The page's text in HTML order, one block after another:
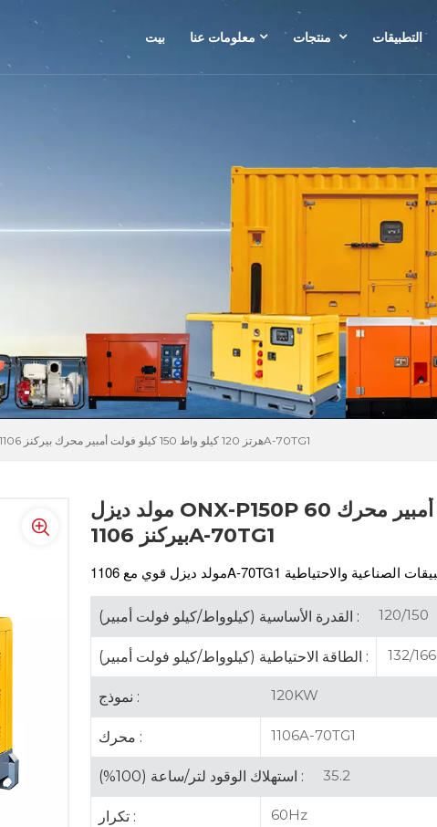
بيت معلومات عنا التطبيقات
مولد ديزل ONX-P150P 60 هرتز 120 كيلو واط 150 كيلو فولت أمبير محرك بيركنز 1106A-70TG1
مولد ديزل ONX-P150P 60 هرتز 120 كيلو واط 150 كيلو فولت أمبير محرك
بيركنز 1106A-70TG1
مولد ديزل قوي مع1106A-70TG1
القدرة الأساسية (كيلوواط/كيلو فولت أمبير) : 120/150
الطاقة الاحتياطية (كيلوواط/كيلو فولت أمبير) : 132/166
نموذج : 120KW
محرك : 1106A-70TG1
استهلاك الوقود لتر/ساعة (100%) : 35.2
تكرار : 60Hz